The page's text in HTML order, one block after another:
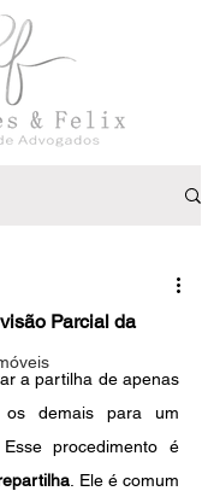
Parcial da
a partilha de apenas
demais para um
procedimento é
. Ele é comum